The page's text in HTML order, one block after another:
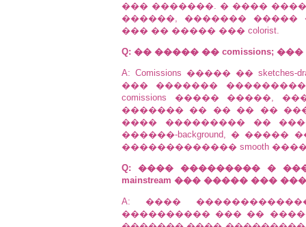
��� �������. � ���� ����
������, �������
��� �� ����� ��� colorist.
Q: �� ����� �� comissions;
A: Comissions ����� ��
��� �������
comissions ����� �����,
������� �� �� �� ��
���� ��������� ��
������-background, �
������������� smooth
Q: ���� ��������� �
mainstream ��� ����� ���
A: ����
���������� ��� ��